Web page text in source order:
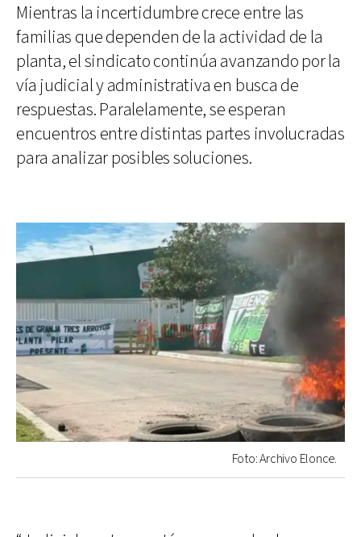
Mientras la incertidumbre crece entre las
familias que dependen de la actividad de la
planta, el sindicato continúa avanzando por la
vía judicial y administrativa en busca de
respuestas. Paralelamente, se esperan
encuentros entre distintas partes involucradas
para analizar posibles soluciones.
Foto: Archivo Elonce.